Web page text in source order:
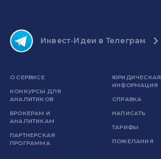
Инвест-Идеи в Телеграм
О СЕРВИСЕ
КОНКУРСЫ ДЛЯ
АНАЛИТИКОВ
БРОКЕРАМ И
АНАЛИТИКАМ
ПАРТНЕРСКАЯ
ПРОГРАММА
ЮРИДИЧЕСКАЯ
ИНФОРМАЦИЯ
СПРАВКА
НАПИСАТЬ
ТАРИФЫ
ПОЖЕЛАНИЯ